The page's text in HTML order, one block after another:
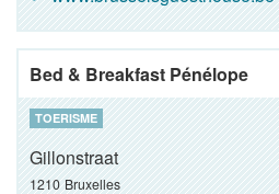
Bed & Breakfast Pénélope
TOERISME
Gillonstraat
1210 Bruxelles